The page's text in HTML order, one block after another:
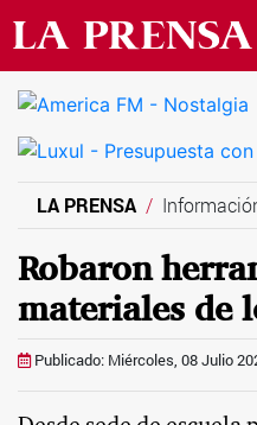
LA PRENSA
Robaron
materiales de
Publicado: Miércoles, 08 Julio